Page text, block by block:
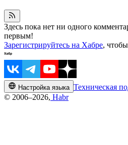
Здесь пока нет ни одного
первым!
Зарегистрируйтесь на Хабре,
Настройка языка Техническая
© 2006–2026, Habr